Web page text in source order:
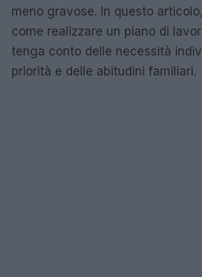
meno gravose. In questo
come realizzare un piano di
tenga conto delle necessità
priorità e delle abitudini familiari.